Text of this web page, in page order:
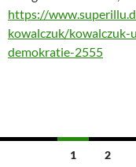
https://
kowalczuk/
demokratie-2555
1 2